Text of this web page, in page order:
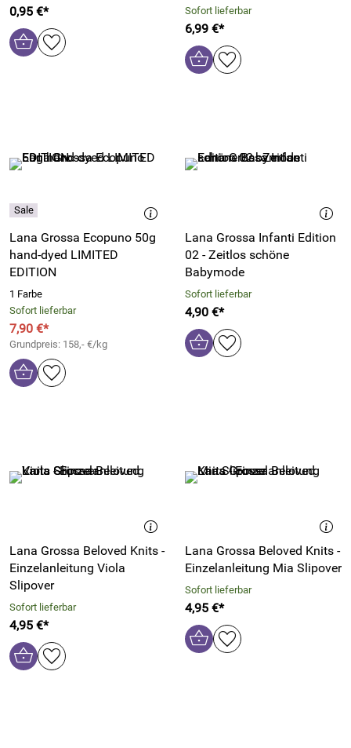
0,95 €* Sofort lieferbar
6,99 €*
Lana Grossa Ecopuno 50g
hand-dyed LIMITED
EDITION
1 Farbe
Sofort lieferbar
7,90 €*
Grundpreis: 158,- €/kg
Lana Grossa Infanti Edition
02 - Zeitlos schöne
Babymode
Sofort lieferbar
4,90 €*
Lana Grossa Beloved Knits -
Einzelanleitung Viola
Slipover
Sofort lieferbar
4,95 €*
Lana Grossa Beloved Knits -
Einzelanleitung Mia Slipover
Sofort lieferbar
4,95 €*